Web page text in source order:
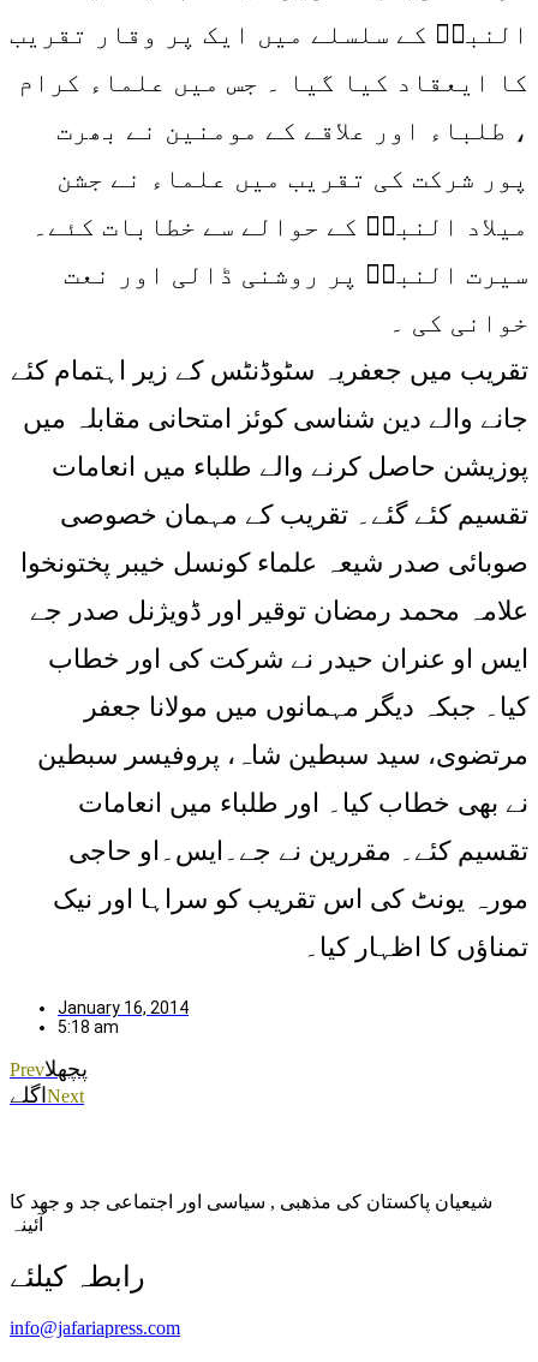
النبیؐ کے سلسلے میں ایک پر وقار تقریب
کا ایعقاد کیا گیا ۔ جس میں علماء کرام
، طلباء اور علاقے کے مومنین نے بھرت
پور شرکت کی تقریب میں علماء نے جشن
میلاد النبیؐ کے حوالے سے خطابات کئے۔
سیرت النبیؐ پر روشنی ڈالی اور نعت
خوانی کی ۔
تقریب میں جعفریہ سٹوڈنٹس کے زیر اہتمام کئے
جانے والے دین شناسی کوئز امتحانی مقابلہ میں
پوزیشن حاصل کرنے والے طلباء میں انعامات
تقسیم کئے گئے۔ تقریب کے مہمان خصوصی
صوبائی صدر شیعہ علماء کونسل خیبر پختونخوا
علامہ محمد رمضان توقیر اور ڈویژنل صدر جے
ایس او عنران حیدر نے شرکت کی اور خطاب
کیا۔ جبکہ دیگر مہمانوں میں مولانا جعفر
مرتضوی، سید سبطین شاہ، پروفیسر سبطین
نے بھی خطاب کیا۔ اور طلباء میں انعامات
تقسیم کئے۔ مقررین نے جے۔ایس۔او حاجی
مورہ یونٹ کی اس تقریب کو سراہا اور نیک
تمناؤں کا اظہار کیا۔
January 16, 2014
5:18 am
Prevپچھلا
اگلے Next
شیعیان پاکستان کی مذهبی , سیاسی اور اجتماعی جد و جهد کا
آئینہ
info@jafariapress.com​